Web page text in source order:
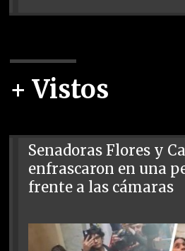
+ Vistos
Senadoras Flores y
enfrascaron en una
frente a las cámaras